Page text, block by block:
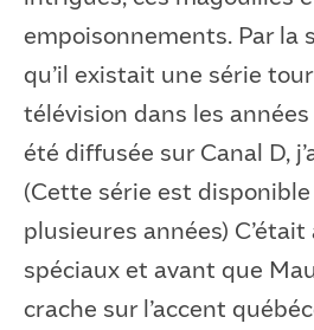
empoisonnements. Par la
qu’il existait une série
télévision dans les années
été diffusée sur Canal D,
(Cette série est
plusieures années)
spéciaux et avant que
crache sur l’accent